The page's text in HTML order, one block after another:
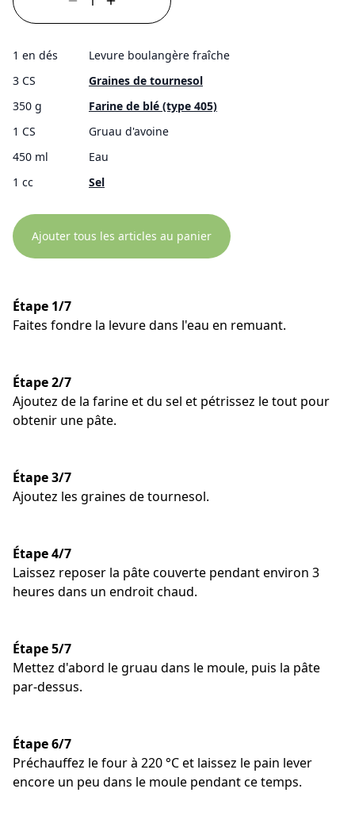
1 en dés
Levure boulangère fraîche
3 CS
Graines de tournesol
350 g
Farine de blé (type 405)
1 CS
Gruau d'avoine
450 ml
Eau
1 cc
Sel
Ajouter tous les articles au panier
Étape 1/7
Faites fondre la levure dans l'eau en remuant.
Étape 2/7
Ajoutez de la farine et du sel et pétrissez le tout pour
obtenir une pâte.
Étape 3/7
Ajoutez les graines de tournesol.
Étape 4/7
Laissez reposer la pâte couverte pendant environ 3
heures dans un endroit chaud.
Étape 5/7
Mettez d'abord le gruau dans le moule, puis la pâte
par-dessus.
Étape 6/7
Préchauffez le four à 220 °C et laissez le pain lever
encore un peu dans le moule pendant ce temps.